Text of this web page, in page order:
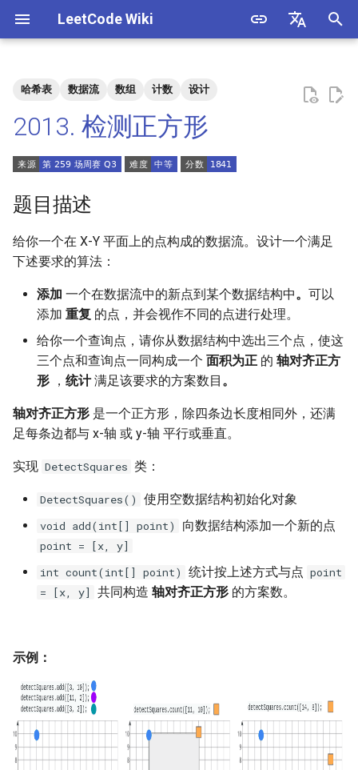
LeetCode Wiki
始
化
搜
引
7. 重建二叉树
9. 用两个栈实现队列
10.1. 斐波那契数列
10.2. 青蛙跳台阶问题
11. 旋转数组的最小数字
12. 矩阵中的路径
13. 机器人的运动范围
14.1. 剪绳子
14.2. 剪绳子 II
16. 数值的整数次方
17. 打印从 1 到最大的 n 位数
18. 删除链表的节点
数
4. 只出现一次的数字
5. 单词长度的最大乘积
6. 排序数组中两个数字之和
7. 数组中和为 0 的三个数
8. 和大于等于 target 的最短子
数组
9. 乘积小于 K 的子数组
10. 和为 k 的子数组
11. 和 1 个数相同的子数组
12. 左右两边子数组的和相等
14. 字符串中的变位词
15. 字符串中的所有变位词
16. 不含重复字符的最长子字
符串
1.5. 一次编辑
1.6. 字符串压缩
1.7. 旋转矩阵
1.8. 零矩阵
1.9. 字符串轮转
2.1. 移除重复节点
2.2. 返回倒数第 k 个节点
2.3. 删除中间节点
2.4. 分割链表
2.6. 回文链表
2.7. 链表相交
2.8. 环路检测
哈希表 数据流 数组 计数 设计
2013. 检测正方形
题目描述
给你一个在 X-Y 平面上的点构成的数据流。设计一个满足
下述要求的算法：
添加 一个在数据流中的新点到某个数据结构中。 可以
添加 重复 的点，并会视作不同的点进行处理。
给你一个查询点，请你从数据结构中选出三个点，使这
三个点和查询点一同构成一个 面积为正 的 轴对齐正方
形 ， 统计满足该要求的方案数目 。
轴对齐正方形 是一个正方形，除四条边长度相同外，还满
足每条边都与 x-轴 或 y-轴 平行或垂直。
实现 DetectSquares 类：
DetectSquares() 使用空数据结构初始化对象
void add(int[] point) 向数据结构添加一个新的点
point = [x, y]
int count(int[] point)
统计按上述方式与点 point
= [x, y]
共同构造 轴对齐正方形 的方案数。
示例：